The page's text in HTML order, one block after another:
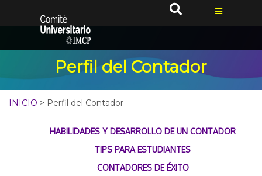
Perfil del Contador
INICIO > Perfil del Contador
HABILIDADES Y DESARROLLO DE UN CONTADOR
TIPS PARA ESTUDIANTES
CONTADORES DE ÉXITO